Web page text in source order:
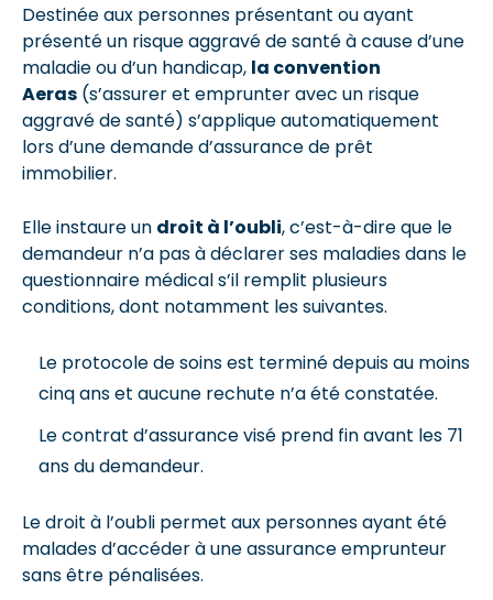
Destinée aux personnes présentant ou ayant
présenté un risque aggravé de santé à cause d’une
maladie ou d’un handicap, la convention
Aeras (s’assurer et emprunter avec un risque
aggravé de santé) s’applique automatiquement
lors d’une demande d’assurance de prêt
immobilier.
Elle instaure un droit à l’oubli, c’est-à-dire que le
demandeur n’a pas à déclarer ses maladies dans le
questionnaire médical s’il remplit plusieurs
conditions, dont notamment les suivantes.
Le protocole de soins est terminé depuis au moins
cinq ans et aucune rechute n’a été constatée.
Le contrat d’assurance visé prend fin avant les 71
ans du demandeur.
Le droit à l’oubli permet aux personnes ayant été
malades d’accéder à une assurance emprunteur
sans être pénalisées.